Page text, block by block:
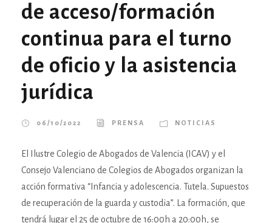
de acceso/formación
continua para el turno
de oficio y la asistencia
jurídica
06/10/2022 PRENSA NOTICIAS
El Ilustre Colegio de Abogados de Valencia (ICAV) y el
Consejo Valenciano de Colegios de Abogados organizan la
acción formativa “Infancia y adolescencia. Tutela. Supuestos
de recuperación de la guarda y custodia”. La formación, que
tendrá lugar el 25 de octubre de 16:00h a 20:00h, se